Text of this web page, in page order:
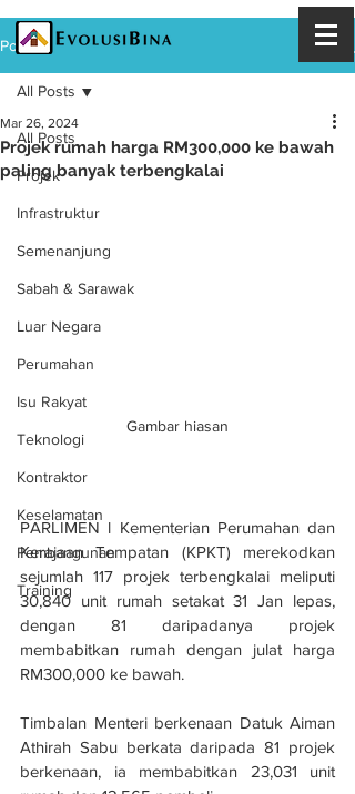
Post
All Posts
Projek
Infrastruktur
Semenanjung
Sabah & Sarawak
Luar Negara
Perumahan
Isu Rakyat
Teknologi
Kontraktor
Keselamatan
Pembangunan
Training
All Posts
Projek rumah harga RM300,000 ke bawah
paling banyak terbengkalai
Mar 26, 2024
Gambar hiasan
PARLIMEN l Kementerian Perumahan dan
Kerajaan Tempatan (KPKT) merekodkan
sejumlah 117 projek terbengkalai meliputi
30,840 unit rumah setakat 31 Jan lepas,
dengan 81 daripadanya projek
membabitkan rumah dengan julat harga
RM300,000 ke bawah.
Timbalan Menteri berkenaan Datuk Aiman
Athirah Sabu berkata daripada 81 projek
berkenaan, ia membabitkan 23,031 unit